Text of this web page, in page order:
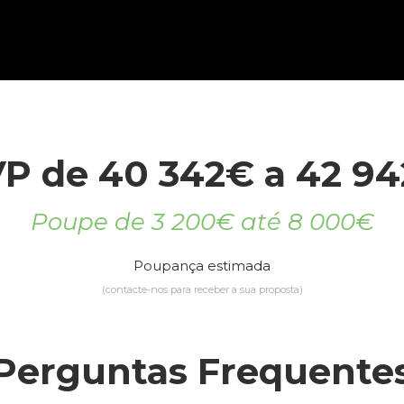
de 40 342€ a 42
Poupe de 3 200€ até 8 000€
Poupança estimada
(contacte-nos para receber a sua proposta)